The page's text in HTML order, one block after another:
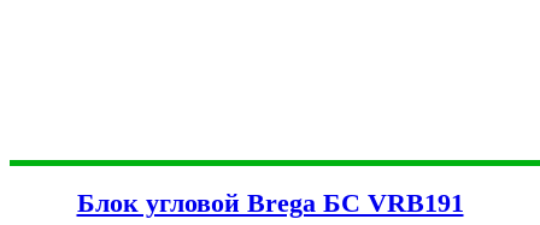
Блок угловой Brega БС VRB191